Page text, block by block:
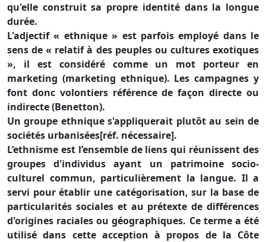
qu'elle construit sa propre identité dans la longue
durée.
L'adjectif « ethnique » est parfois employé dans le
sens de « relatif à des peuples ou cultures exotiques
», il est considéré comme un mot porteur en
marketing (marketing ethnique). Les campagnes y
font donc volontiers référence de façon directe ou
indirecte (Benetton).
Un groupe ethnique s'appliquerait plutôt au sein de
sociétés urbanisées[réf. nécessaire].
L’ethnisme est l’ensemble de liens qui réunissent des
groupes d'individus ayant un patrimoine socio-
culturel commun, particulièrement la langue. Il a
servi pour établir une catégorisation, sur la base de
particularités sociales et au prétexte de différences
d'origines raciales ou géographiques. Ce terme a été
utilisé dans cette acception à propos de la Côte